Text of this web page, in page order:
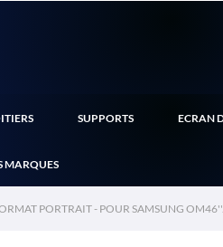
SUPPORTS ECRAN
MARQUES
PORTRAIT - POUR SAMSUNG OM46''.